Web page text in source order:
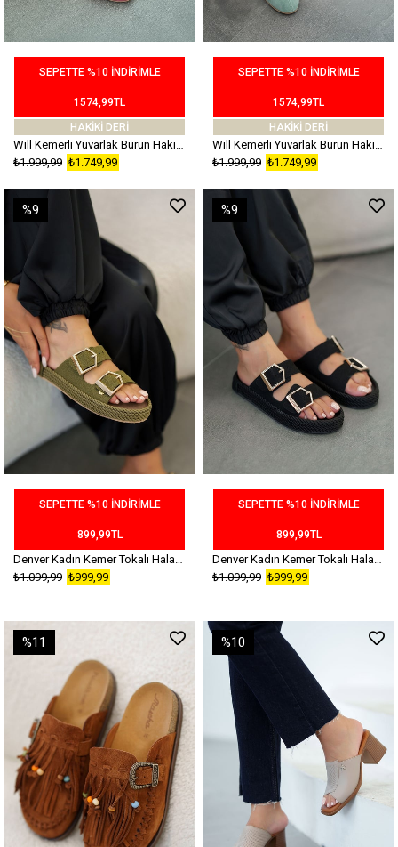
SEPETTE %10 İNDİRİMLE
1574,99TL
HAKİKİ DERİ
Will Kemerli Yuvarlak Burun Hakiki Süet Deri Babet Fuşya
₺1.749,99
₺1.999,99
SEPETTE %10 İNDİRİMLE
1574,99TL
HAKİKİ DERİ
Will Kemerli Yuvarlak Burun Hakiki Süet Deri Babet Su Yeşili
₺1.749,99
₺1.999,99
SEPETTE %10 İNDİRİMLE
899,99TL
Denver Kadın Kemer Tokalı Halat Detaylı Süet Terlik Yeşil
₺999,99
₺1.099,99
%9
SEPETTE %10 İNDİRİMLE
899,99TL
Denver Kadın Kemer Tokalı Halat Detaylı Süet Terlik Siyah
₺999,99
₺1.099,99
%9
%11 %10